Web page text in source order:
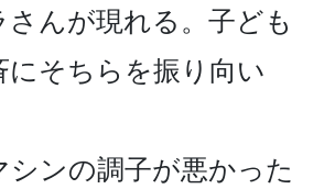
んが現れる。子ども
にそちらを振り向い
シンの調子が悪かった